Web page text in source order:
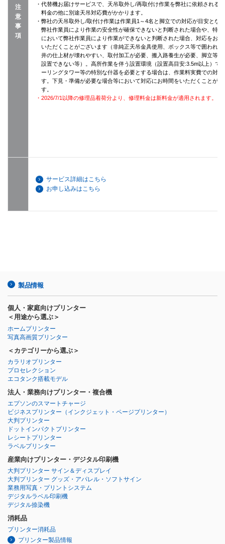
注
意
事
項
・代替機お届けサービスで、天吊取外し/再取付け作業を弊社に依頼される
料金の他に別途天吊対応費がかかります。
・弊社の天吊取外し/取付け作業は作業員1～4名と脚立での対応が目安とな
弊社作業員により作業の安全性が確保できないと判断された場合や、特殊
において弊社作業員により作業ができないと判断された場合、対応をお断
いただくことがございます（非純正天吊金具使用、ボックス等で囲われて
井の仕上材が壊れやすい、取付加工が必要、搬入路養生が必要、脚立等が
設置できない等）。高所作業を伴う設置環境（設置高目安:3.5m以上）で
ーリングタワー等の特別な什器を必要とする場合は、作業料実費での対応
す。下見・準備が必要な場合等において対応にお時間をいただくことがご
す。
・2026/7/1以降の修理品着荷分より、修理料金は新料金が適用されます。
サービス詳細はこちら
お申し込みはこちら
製品情報
個人・家庭向けプリンター
＜用途から選ぶ＞
ホームプリンター
写真高画質プリンター
＜カテゴリーから選ぶ＞
カラリオプリンター
プロセレクション
エコタンク搭載モデル
法人・業務向けプリンター・複合機
エプソンのスマートチャージ
ビジネスプリンター （インクジェット・ページプリンター）
大判プリンター
ドットインパクトプリンター
レシートプリンター
ラベルプリンター
産業向けプリンター・デジタル印刷機
大判プリンター サイン＆ディスプレイ
大判プリンター グッズ・アパレル・ソフトサイン
業務用写真・プリントシステム
デジタルラベル印刷機
デジタル捺染機
消耗品
プリンター消耗品
プリンター製品情報